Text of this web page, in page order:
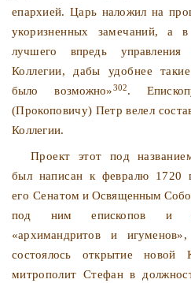
епархией. Царь наложил на про­
укоризненных замечаний, а
лучшего впредь
Коллегии, дабы удобнее
было возможно»302.
(Прокоповичу) Петр велел
Коллегии.
Проект этот под
был написан к февралю 1720
его Сена­том и Освященным
под нимепископов и
«архимандритов и игуме­
состоялось открытие новой
митрополит Стефан в